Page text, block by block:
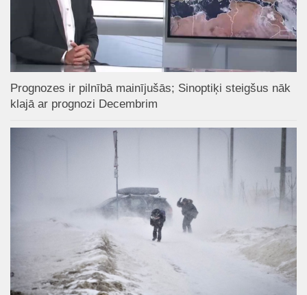
Prognozes ir pilnībā mainījušās; Sinoptiķi steigšus nāk
klajā ar prognozi Decembrim